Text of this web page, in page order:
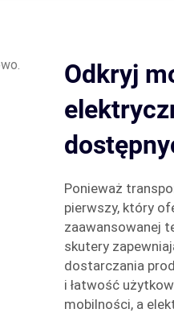
Odkryj
Ponieważ
pierwszy, który
zaawansowanej
skutery
dostarczania
i łatwość
mobilności, a